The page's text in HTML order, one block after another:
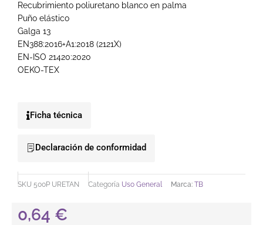
Recubrimiento poliuretano blanco en palma
Puño elástico
Galga 13
EN388:2016+A1:2018 (2121X)
EN-ISO 21420:2020
OEKO-TEX
Ficha técnica
Declaración de conformidad
SKU 500P URETAN Categoría Uso General Marca: TB
0,64 €